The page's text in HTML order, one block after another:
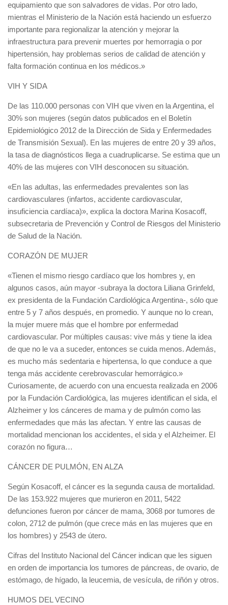
equipamiento que son salvadores de vidas. Por otro lado,
mientras el Ministerio de la Nación está haciendo un esfuerzo
importante para regionalizar la atención y mejorar la
infraestructura para prevenir muertes por hemorragia o por
hipertensión, hay problemas serios de calidad de atención y
falta formación continua en los médicos.»
VIH Y SIDA
De las 110.000 personas con VIH que viven en la Argentina, el
30% son mujeres (según datos publicados en el Boletín
Epidemiológico 2012 de la Dirección de Sida y Enfermedades
de Transmisión Sexual). En las mujeres de entre 20 y 39 años,
la tasa de diagnósticos llega a cuadruplicarse. Se estima que un
40% de las mujeres con VIH desconocen su situación.
«En las adultas, las enfermedades prevalentes son las
cardiovasculares (infartos, accidente cardiovascular,
insuficiencia cardíaca)», explica la doctora Marina Kosacoff,
subsecretaria de Prevención y Control de Riesgos del Ministerio
de Salud de la Nación.
CORAZÓN DE MUJER
«Tienen el mismo riesgo cardíaco que los hombres y, en
algunos casos, aún mayor -subraya la doctora Liliana Grinfeld,
ex presidenta de la Fundación Cardiológica Argentina-, sólo que
entre 5 y 7 años después, en promedio. Y aunque no lo crean,
la mujer muere más que el hombre por enfermedad
cardiovascular. Por múltiples causas: vive más y tiene la idea
de que no le va a suceder, entonces se cuida menos. Además,
es mucho más sedentaria e hipertensa, lo que conduce a que
tenga más accidente cerebrovascular hemorrágico.»
Curiosamente, de acuerdo con una encuesta realizada en 2006
por la Fundación Cardiológica, las mujeres identifican el sida, el
Alzheimer y los cánceres de mama y de pulmón como las
enfermedades que más las afectan. Y entre las causas de
mortalidad mencionan los accidentes, el sida y el Alzheimer. El
corazón no figura…
CÁNCER DE PULMÓN, EN ALZA
Según Kosacoff, el cáncer es la segunda causa de mortalidad.
De las 153.922 mujeres que murieron en 2011, 5422
defunciones fueron por cáncer de mama, 3068 por tumores de
colon, 2712 de pulmón (que crece más en las mujeres que en
los hombres) y 2543 de útero.
Cifras del Instituto Nacional del Cáncer indican que les siguen
en orden de importancia los tumores de páncreas, de ovario, de
estómago, de hígado, la leucemia, de vesícula, de riñón y otros.
HUMOS DEL VECINO